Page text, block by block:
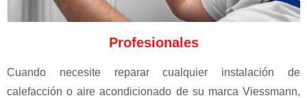
Profesionales
Cuando necesite reparar cualquier instalación de
calefacción o aire acondicionado de su marca Viessmann,